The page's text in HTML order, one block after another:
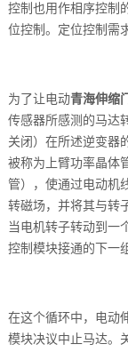
控制也用作相序控制
位控制。定位控制需
为了让电动青海伸缩
传感器所感测的马达
关闭）在所述逆变器
被称为上臂功率晶体
管），使通过电动机
转磁场，并将其与转
当电机转子转动到一
控制模块接通的下一
在这个循环中，电动
模块决议中止马达。